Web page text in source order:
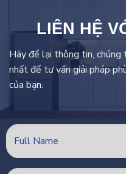
LIÊN HỆ
Hãy để lại thông tin,
nhất để tư vấn giải pháp
của bạn.